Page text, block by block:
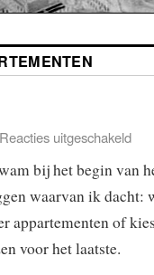
Reacties uitgeschakeld
bij het begin van
waarvan ik dacht:
appartementen of
voor het laatste.